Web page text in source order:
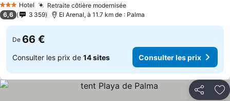
3 ÉtoilesHotel Retraite côtière modernisée
6,6 3 359 El Arenal, à 11.7 km de : Palma
De 66 €
Consulter les prix de 14 sites Consulter les prix
Partager